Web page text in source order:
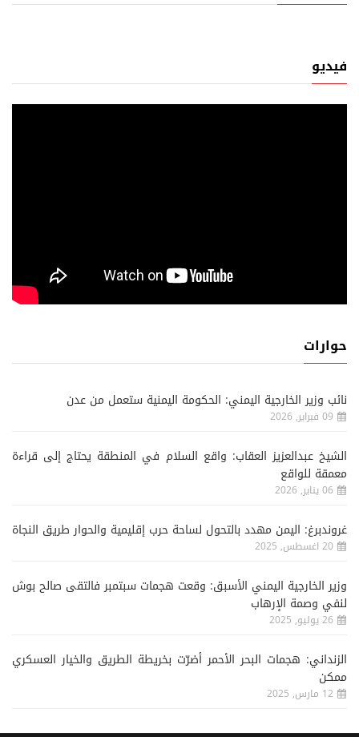
فيديو
حوارات
نائب وزير الخارجية اليمني: الحكومة اليمنية ستعمل من عدن
09 فبراير, 2026
الشيخ عبدالعزيز العقاب: واقع السلام في المنطقة يحتاج إلى قراءة
معمقة للواقع
06 يناير, 2026
غروندبرغ: اليمن مهدد بالتحول لساحة حرب إقليمية والحوار طريق النجاة
20 اغسطس, 2025
وزير الخارجية اليمني الأسبق: وقعت هجمات سبتمبر فالتقى صالح بوش
لنفي وصمة الإرهاب
26 يوليو, 2025
الزنداني: هجمات البحر الأحمر أضرّت بخريطة الطريق والخيار العسكري
ممكن
12 مارس, 2025